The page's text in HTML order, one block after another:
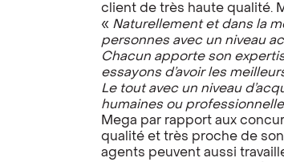
client de très haute qualité.
« Naturellement et dans la
personnes avec un niveau
Chacun apporte son
essayons d’avoir les
Le tout avec un niveau
humaines ou
Mega par rapport aux
qualité et très proche de
agents peuvent aussi